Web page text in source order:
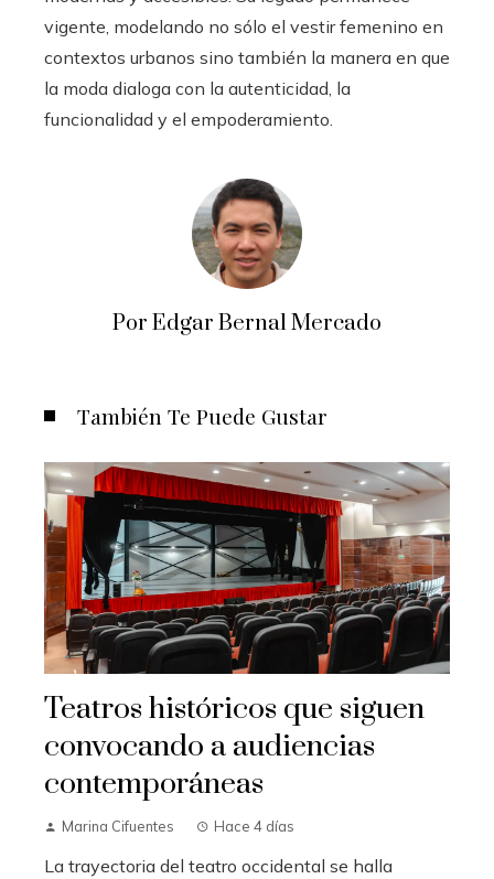
vigente, modelando no sólo el vestir femenino en
contextos urbanos sino también la manera en que
la moda dialoga con la autenticidad, la
funcionalidad y el empoderamiento.
Por Edgar Bernal Mercado
También Te Puede Gustar
Teatros históricos que siguen
convocando a audiencias
contemporáneas
Marina Cifuentes Hace 4 días
La trayectoria del teatro occidental se halla